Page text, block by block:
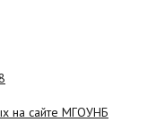
на сайте МГОУНБ